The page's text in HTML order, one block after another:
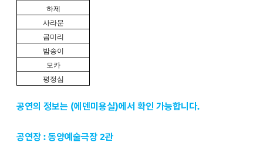
하제
사라문
곰미리
밤송이
모카
평정심
공연의 정보는 (에덴미용실)에서 확인 가능합니다.
공연장 : 동양예술극장 2관